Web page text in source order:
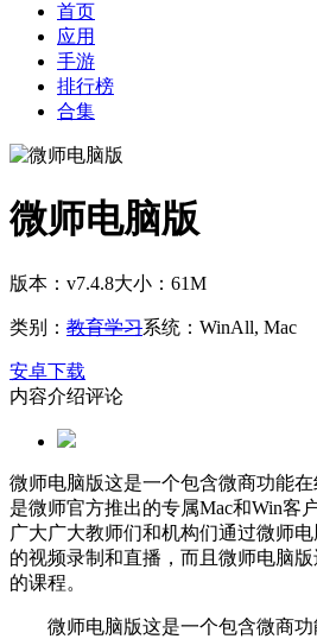
首页
应用
手游
排行榜
合集
微师电脑版
版本：v7.4.8大小：61M
类别： 教育学习系统：WinAll, Mac
安卓下载
内容介绍评论
微师电脑版这是一个包含微商功能
是微师官方推出的专属Mac和Win客
广大广大教师们和机构们通过微师
的视频录制和直播，而且微师电脑
的课程。
微师电脑版这是一个包含微商